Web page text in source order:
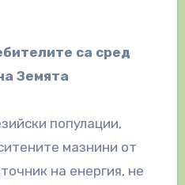
са сред
Земята
популации,
мазнини от
на енергия, не